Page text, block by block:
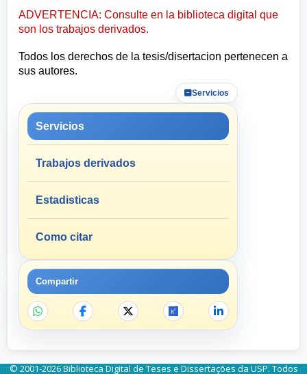
ADVERTENCIA: Consulte en la biblioteca digital que
son los trabajos derivados.
Todos los derechos de la tesis/disertacion pertenecen a
sus autores.
Servicios
Servicios
Trabajos derivados
Estadisticas
Como citar
Compartir
© 2001-2026 Biblioteca Digital de Teses e Dissertações da USP. Todos